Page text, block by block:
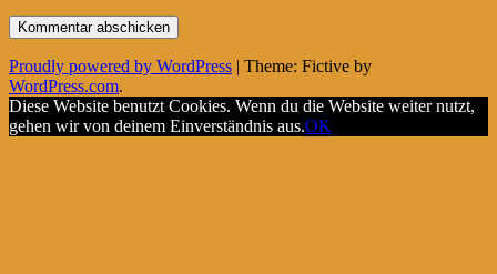
Proudly powered by WordPress | Theme: Fictive by
WordPress.com.
Diese Website benutzt Cookies. Wenn du die Website weiter nutzt,
gehen wir von deinem Einverständnis aus.OK